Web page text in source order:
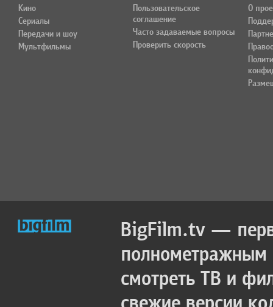
Кино
Сериалы
Передачи и шоу
Мультфильмы
Пользовательское
соглашение
Часто задаваемые вопросы
Проверить скорость
О
BigFilm.tv —
полнометражным
смотреть ТВ и